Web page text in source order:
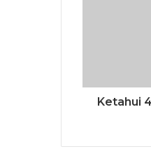
Ketahui